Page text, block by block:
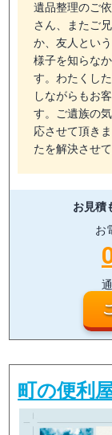
遺品整理のご
さん、またご
か、友人とい
様子を知らな
す。わたくし
しながらもお
す。ご遺族の
応させて頂き
たを解決させて
お見積
お
町の便利